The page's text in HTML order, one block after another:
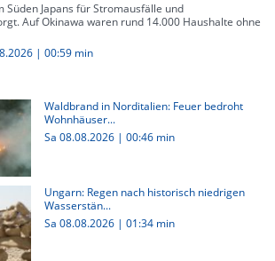
Süden Japans für Stromausfälle und
Auf Okinawa waren rund 14.000 Haushalte ohne
| 00:59 min
Waldbrand in Norditalien: Feuer bedroht
Wohnhäuser...
Sa 08.08.2026 | 00:46 min
Ungarn: Regen nach historisch niedrigen
Wasserstän...
Sa 08.08.2026 | 01:34 min